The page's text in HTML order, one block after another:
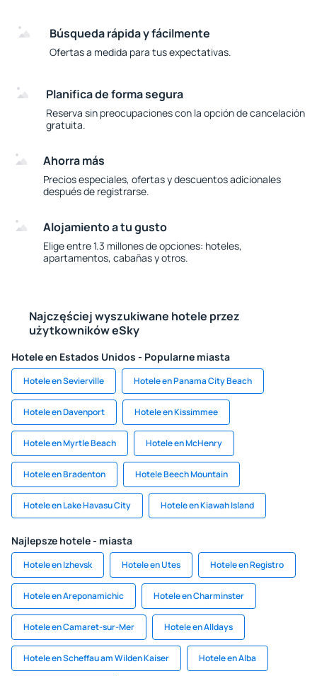
Búsqueda rápida y fácilmente
Ofertas a medida para tus expectativas.
Planifica de forma segura
Reserva sin preocupaciones con la opción de cancelación
gratuita.
Ahorra más
Precios especiales, ofertas y descuentos adicionales
después de registrarse.
Alojamiento a tu gusto
Elige entre 1.3 millones de opciones: hoteles,
apartamentos, cabañas y otros.
Najczęściej wyszukiwane hotele przez
użytkowników eSky
Hotele en Estados Unidos - Popularne miasta
Hotele en Sevierville Hotele en Panama City Beach
Hotele en Davenport Hotele en Kissimmee
Hotele en Myrtle Beach Hotele en McHenry
Hotele en Bradenton Hotele Beech Mountain
Hotele en Lake Havasu City Hotele en Kiawah Island
Najlepsze hotele - miasta
Hotele en Izhevsk Hotele en Utes Hotele en Registro
Hotele en Areponamichic Hotele en Charminster
Hotele en Camaret-sur-Mer Hotele en Alldays
Hotele en Scheffau am Wilden Kaiser Hotele en Alba